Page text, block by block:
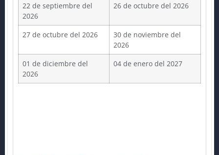
22 de septiembre del
2026
26 de octubre del 2026
27 de octubre del 2026
30 de noviembre del
2026
01 de diciembre del
2026
04 de enero del 2027